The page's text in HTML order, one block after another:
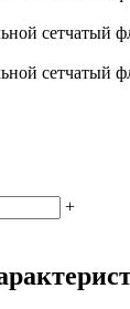
+